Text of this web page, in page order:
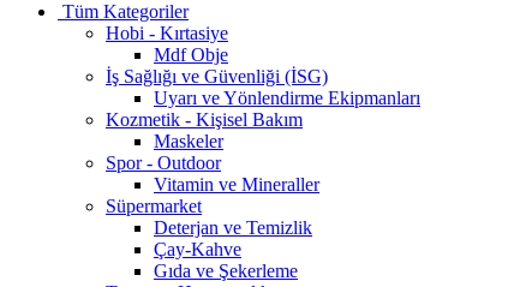
Tüm Kategoriler
Hobi - Kırtasiye
Mdf Obje
İş Sağlığı ve Güvenliği (İSG)
Uyarı ve Yönlendirme Ekipmanları
Kozmetik - Kişisel Bakım
Maskeler
Spor - Outdoor
Vitamin ve Mineraller
Süpermarket
Deterjan ve Temizlik
Çay-Kahve
Gıda ve Şekerleme